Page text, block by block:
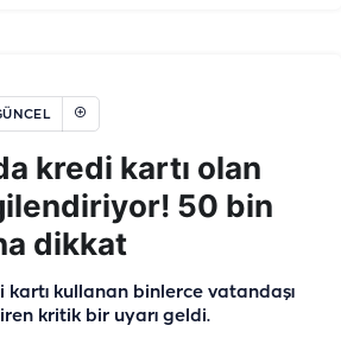
kredi kartı olan
50 bin
dikkat
kartı kullanan binlerce vatandaşı
kritik bir uyarı geldi.